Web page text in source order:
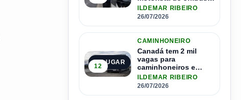
pode contratar até
1.500 motoristas
ILDEMAR RIBEIRO
26/07/2026
2º LUGAR
12
CAMINHONEIRO
Canadá tem 2 mil
vagas para
caminhoneiros e
salário de até R$ 24
mil por mês
ILDEMAR RIBEIRO
26/07/2026